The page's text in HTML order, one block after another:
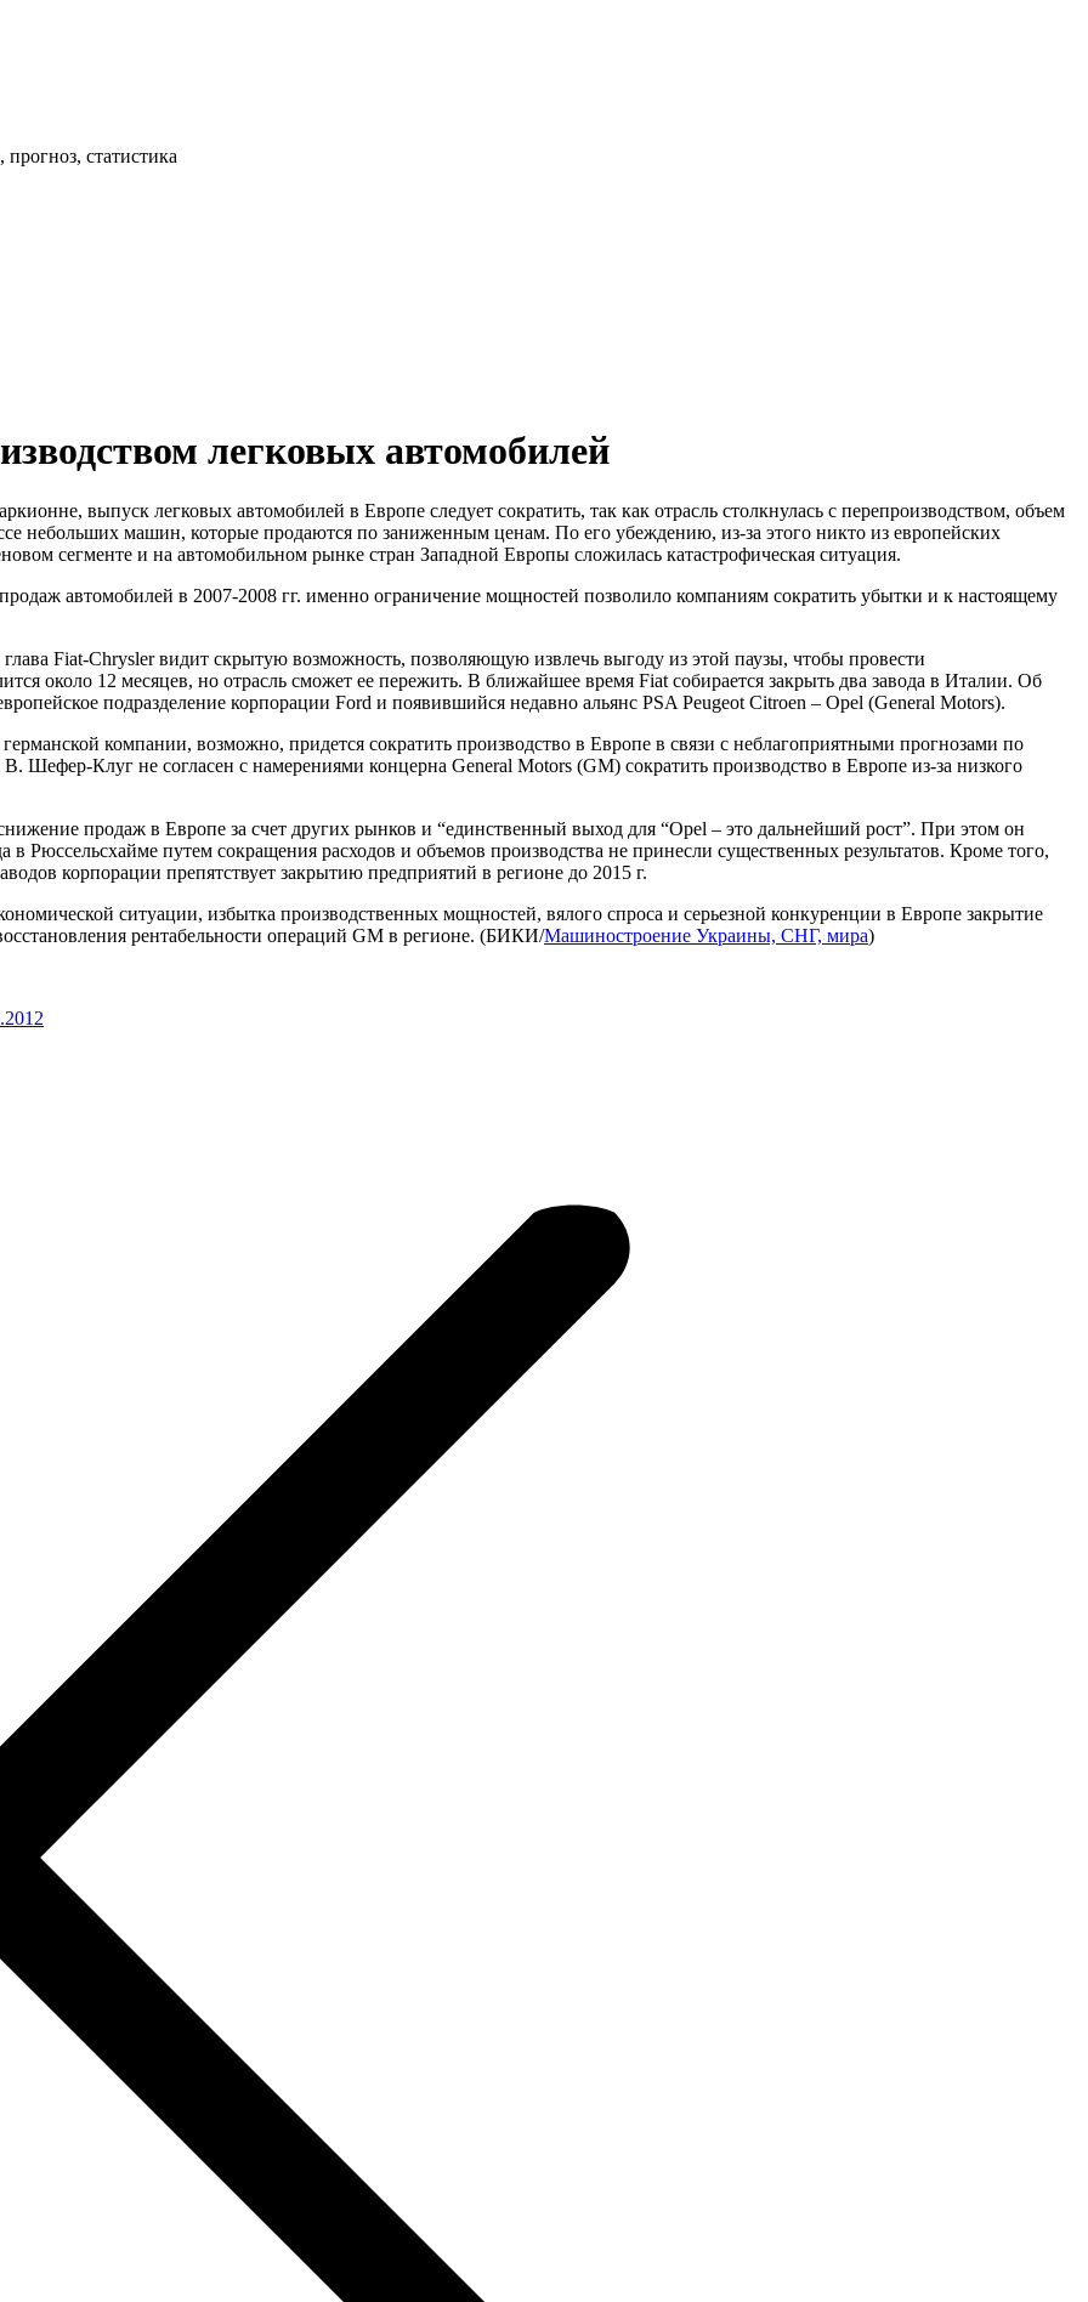
статистика
легковых автомобилей
выпуск легковых автомобилей в Европе следует сократить, так как отрасль столкнулась с перепроизводством, объем
небольших машин, которые продаются по заниженным ценам. По его убеждению, из-за этого никто из европейских
сегменте и на автомобильном рынке стран Западной Европы сложилась катастрофическая ситуация.
автомобилей в 2007-2008 гг. именно ограничение мощностей позволило компаниям сократить убытки и к настоящему
Fiat-Chrysler видит скрытую возможность, позволяющую извлечь выгоду из этой паузы, чтобы провести
около 12 месяцев, но отрасль сможет ее пережить. В ближайшее время Fiat собирается закрыть два завода в Италии. Об
подразделение корпорации Ford и появившийся недавно альянс PSA Peugeot Citroen – Opel (Generаl Motors).
компании, возможно, придется сократить производство в Европе в связи с неблагоприятными прогнозами по
Шефер-Клуг не согласен с намерениями концерна General Motors (GM) сократить производство в Европе из-за низкого
продаж в Европе за счет других рынков и “единственный выход для “Opel – это дальнейший рост”. При этом он
Рюссельсхайме путем сокращения расходов и объемов производства не принесли существенных результатов. Кроме того,
корпорации препятствует закрытию предприятий в регионе до 2015 г.
ситуации, избытка производственных мощностей, вялого спроса и серьезной конкуренции в Европе закрытие
рентабельности операций GM в регионе. (БИКИ/Машиностроение Украины, СНГ, мира)